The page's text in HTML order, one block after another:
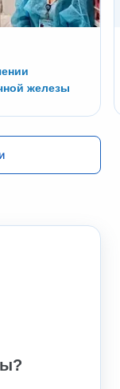
железы